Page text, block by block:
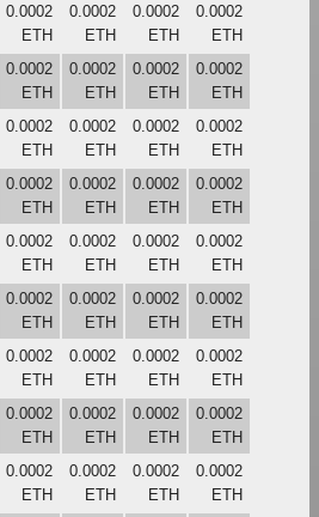
0.0002
ETH
0.0002
ETH
0.0002
ETH
0.0002
ETH
0.0002
ETH
0.0002
ETH
0.0002
ETH
0.0002
ETH
0.0002
ETH
0.0002
ETH
0.0002
ETH
0.0002
ETH
0.0002
ETH
0.0002
ETH
0.0002
ETH
0.0002
ETH
0.0002
ETH
0.0002
ETH
0.0002
ETH
0.0002
ETH
0.0002
ETH
0.0002
ETH
0.0002
ETH
0.0002
ETH
0.0002
ETH
0.0002
ETH
0.0002
ETH
0.0002
ETH
0.0002
ETH
0.0002
ETH
0.0002
ETH
0.0002
ETH
0.0002
ETH
0.0002
ETH
0.0002
ETH
0.0002
ETH